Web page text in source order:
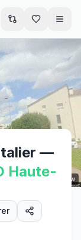
Street View
—
Haute-